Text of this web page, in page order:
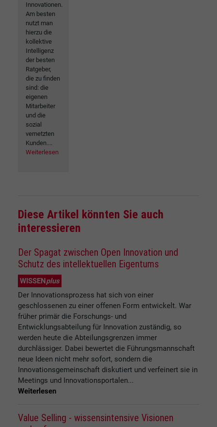
Innovationen.
Am besten
nutzt man
hierzu die
kollektive
Intelligenz
der besten
Ratgeber,
die zu finden
sind: die
eigenen
Mitarbeiter
und die
sozial
vernetzten
Kunden....
Weiterlesen
Diese Artikel könnten Sie auch
interessieren
Der Spagat zwischen Open Innovation und
Schutz des intellektuellen Eigentums
WISSEN plus
Der Innovationsprozess hat sich von einer
geschlossenen zu einer offenen Form entwickelt. War
früher primär die Forschungs- und
Entwicklungsabteilung für Innovation zuständig, so
werden heute die Abteilungsgrenzen immer
durchlässiger. Dabei bewertet die Führungsmannschaft
neue Ideen nicht mehr sofort, sondern die
Innovationsgemeinschaft diskutiert und verfeinert sie in
Meetings und Innovationsportalen...
Weiterlesen
Value Selling - wissensintensive Visionen